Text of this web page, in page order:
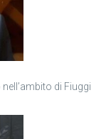
di Fiuggi